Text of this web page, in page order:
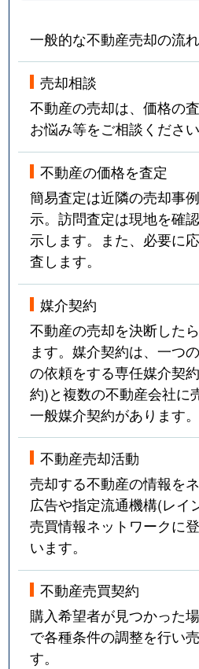
一般的な不動産売却の流
売却相談
不動産の売却は、価格の
お悩み等をご相談ください
不動産の価格を査定
簡易査定は近隣の売却事
示。訪問査定は現地を確
示します。また、必要に
査します。
媒介契約
不動産の売却を決断した
ます。媒介契約は、一つ
の依頼をする専任媒介契
約)と複数の不動産会社に
一般媒介契約があります。
不動産売却活動
売却する不動産の情報を
広告や指定流通機構(レイ
売買情報ネットワークに
います。
不動産売買契約
購入希望者が見つかった
で各種条件の調整を行い
す。